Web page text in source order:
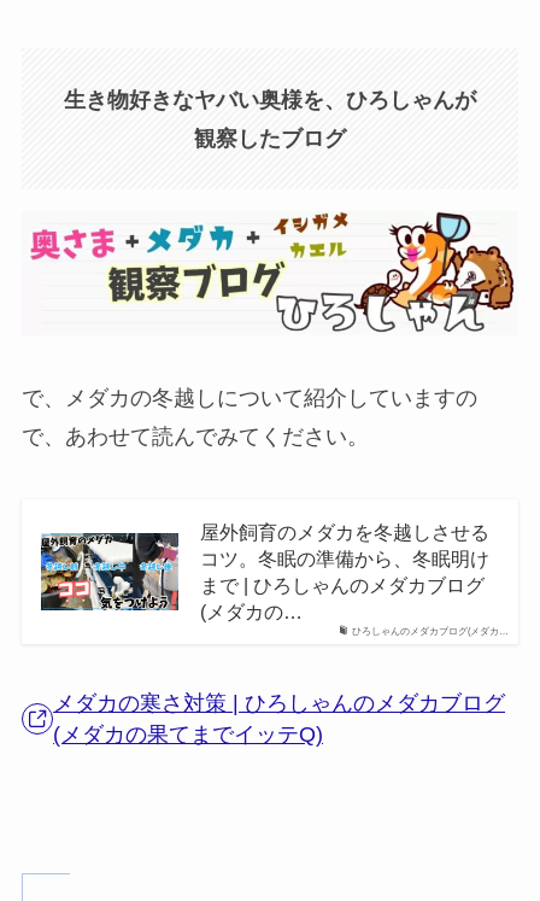
生き物好きなヤバい奥様を、ひろしゃんが
観察したブログ
で、メダカの冬越しについて紹介していますの
で、あわせて読んでみてください。
ひろしゃんのメダカブログ(メダカ…
屋外飼育のメダカを冬越しさせる
コツ。冬眠の準備から、冬眠明け
まで | ひろしゃんのメダカブログ
(メダカの…
メダカの寒さ対策 | ひろしゃんのメダカブログ
(メダカの果てまでイッテQ)